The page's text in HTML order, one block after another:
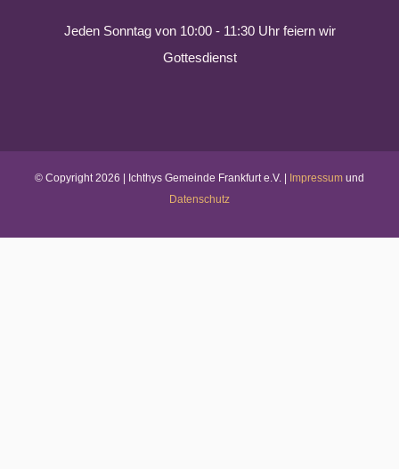
Jeden Sonntag von 10:00 - 11:30 Uhr feiern wir
Gottesdienst
© Copyright2026 | Ichthys Gemeinde Frankfurt e.V. | Impressum und
Datenschutz